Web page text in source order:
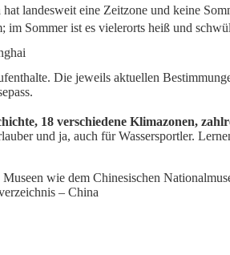
landesweit eine Zeitzone und keine
Sommer ist es vielerorts heiß und schwül
Die jeweils aktuellen
18 verschiedene Klimazonen,
und ja, auch für Wassersportler.
wie dem Chinesischen
– China